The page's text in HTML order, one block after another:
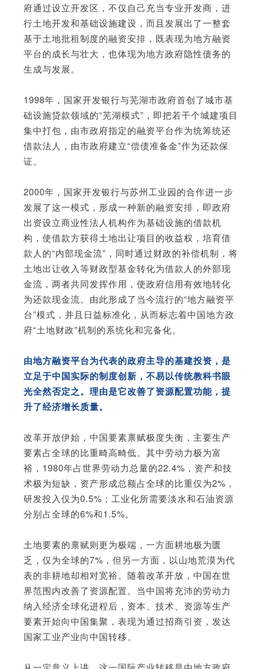
府通过设立开发区，不仅自己充当专业开发商，进
行土地开发和基础设施建设，而且发展出了一整套
基于土地批租制度的融资安排，既表现为地方融资
平台的成长与壮大，也体现为地方政府隐性债务的
生成与发展。
1998年，国家开发银行与芜湖市政府首创了城市基
础设施贷款领域的“芜湖模式”，即把若干个城建项目
集中打包，由市政府指定的融资平台作为统筹统还
借款法人，由市政府建立“偿债准备金”作为还款保
证。
2000年，国家开发银行与苏州工业园的合作进一步
发展了这一模式，形成一种新的融资安排，即政府
出资设立商业性法人机构作为基础设施的借款机
构，使借款方获得土地出让项目的收益权，培育借
款人的“内部现金流”，同时通过财政的补偿机制，将
土地出让收入等财政型基金转化为借款人的外部现
金流，两者共同发挥作用，使政府信用有效地转化
为还款现金流。由此形成了当今流行的“地方融资平
台”模式，并且日益标准化，从而标志着中国地方政
府“土地财政”机制的系统化和完备化。
由地方融资平台为代表的政府主导的基建投资，是
立足于中国实际的制度创新，不易以传统教科书眼
光全然否定之。理由是它改善了资源配置功能，提
升了经济增长质量。
改革开放伊始，中国要素禀赋极度失衡，主要生产
要素占全球的比重畸高畸低。其中劳动力极为富
裕，1980年占世界劳动力总量的22.4%，资产和技
术极为短缺，资产形成总额占全球的比重仅为2%，
研发投入仅为0.5%；工业化所需要淡水和石油资源
分别占全球的6%和1.5%。
土地要素的禀赋则更为极端，一方面耕地极为匮
乏，仅为全球的7%，但另一方面，以山地荒漠为代
表的非耕地却相对宽裕。随着改革开放，中国在世
界范围内改善了资源配置。当中国将充沛的劳动力
纳入经济全球化进程后，资本、技术、资源等生产
要素开始向中国集聚，表现为通过招商引资，发达
国家工业产业向中国转移。